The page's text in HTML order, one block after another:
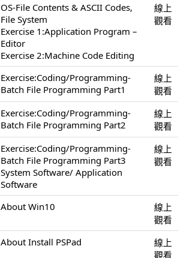
OS-File Contents & ASCII Codes,
File System
Exercise 1:Application Program –
Editor
Exercise 2:Machine Code Editing
線上
觀看
Exercise:Coding/Programming-
Batch File Programming Part1
線上
觀看
Exercise:Coding/Programming-
Batch File Programming Part2
線上
觀看
Exercise:Coding/Programming-
Batch File Programming Part3
System Software/ Application
Software
線上
觀看
About Win10
線上
觀看
About Install PSPad
線上
觀看